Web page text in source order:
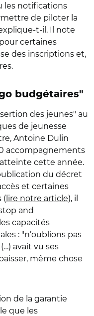
les notifications
de piloter la
t-il. Il note
certaines
des inscriptions et,
budgétaires"
des jeunes" au
de jeunesse
Antoine Dulin
accompagnements
cette année.
du décret
et certaines
( lire notre article), il
and
capacités
: "n’oublions pas
avait vu ses
même chose
de la garantie
que les